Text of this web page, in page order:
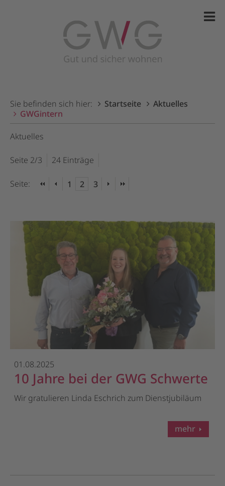
Sie befinden sich hier: Startseite
Aktuelles
GWGintern
Aktuelles
Seite 2/3 24 Einträge
Seite: 1 2 3
01.08.2025
10 Jahre bei der GWG Schwerte
Wir gratulieren Linda Eschrich zum Dienstjubiläum
mehr